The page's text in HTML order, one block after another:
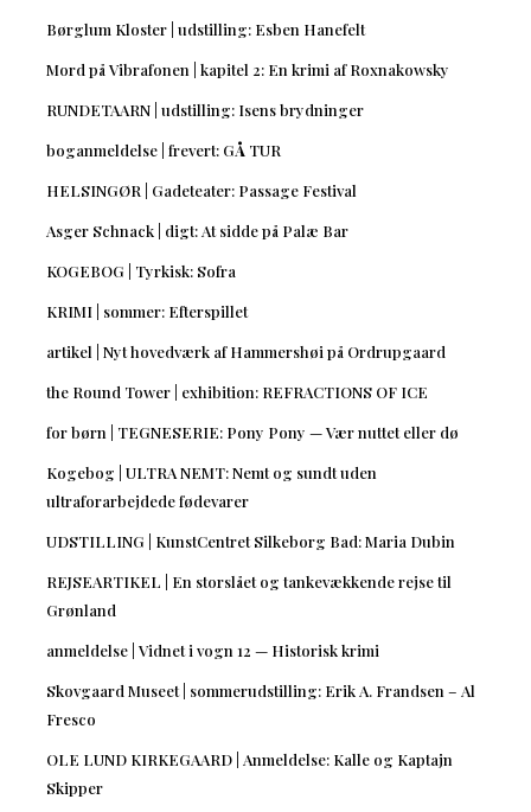
Børglum Kloster | udstilling: Esben Hanefelt
Mord på Vibrafonen | kapitel 2: En krimi af Roxnakowsky
RUNDETAARN | udstilling: Isens brydninger
boganmeldelse | frevert: GÅ TUR
HELSINGØR | Gadeteater: Passage Festival
Asger Schnack | digt: At sidde på Palæ Bar
KOGEBOG | Tyrkisk: Sofra
KRIMI | sommer: Efterspillet
artikel | Nyt hovedværk af Hammershøi på Ordrupgaard
the Round Tower | exhibition: REFRACTIONS OF ICE
for børn | TEGNESERIE: Pony Pony — Vær nuttet eller dø
Kogebog | ULTRA NEMT: Nemt og sundt uden
ultraforarbejdede fødevarer
UDSTILLING | KunstCentret Silkeborg Bad: Maria Dubin
REJSEARTIKEL | En storslået og tankevækkende rejse til
Grønland
anmeldelse | Vidnet i vogn 12 — Historisk krimi
Skovgaard Museet | sommerudstilling: Erik A. Frandsen – Al
Fresco
OLE LUND KIRKEGAARD | Anmeldelse: Kalle og Kaptajn
Skipper